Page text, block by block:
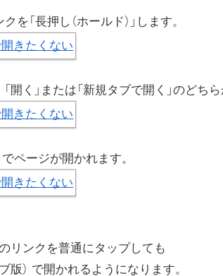
を「長押し（ホールド）」します。
開く」または「新規タブで開く」のどち
ページが開かれます。
リンクを普通にタップしても
版） で開かれるようになります。